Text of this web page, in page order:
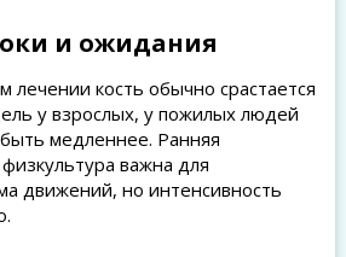
и ожидания
лечении кость обычно срастается
у взрослых, у пожилых людей
медленнее. Ранняя
важна для
движений, но интенсивность